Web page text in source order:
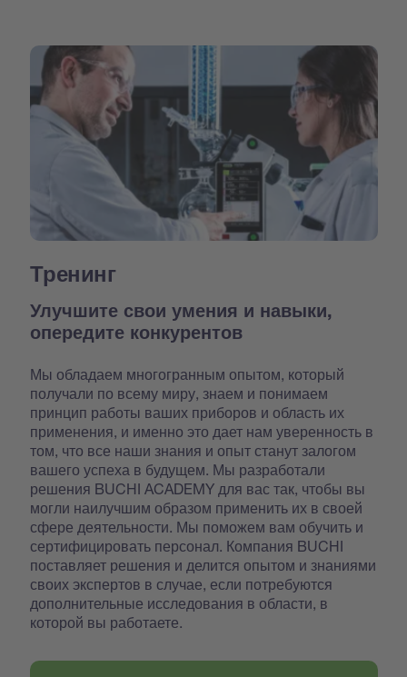
Тренинг
Улучшите свои умения и навыки,
опередите конкурентов
Мы обладаем многогранным опытом, который
получали по всему миру, знаем и понимаем
принцип работы ваших приборов и область их
применения, и именно это дает нам уверенность в
том, что все наши знания и опыт станут залогом
вашего успеха в будущем. Мы разработали
решения BUCHI ACADEMY для вас так, чтобы вы
могли наилучшим образом применить их в своей
сфере деятельности. Мы поможем вам обучить и
сертифицировать персонал. Компания BUCHI
поставляет решения и делится опытом и знаниями
своих экспертов в случае, если потребуются
дополнительные исследования в области, в
которой вы работаете.